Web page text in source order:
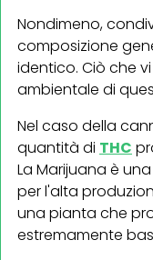
Nondimeno,
composizione
identico. Ciò che
ambientale di
Nel caso della
quantità di THC
La Marijuana è
per l'alta
una pianta che
estremamente